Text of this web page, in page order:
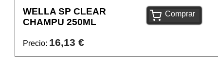
WELLA SP CLEAR
CHAMPU 250ML
Precio: 16,13 €
Comprar